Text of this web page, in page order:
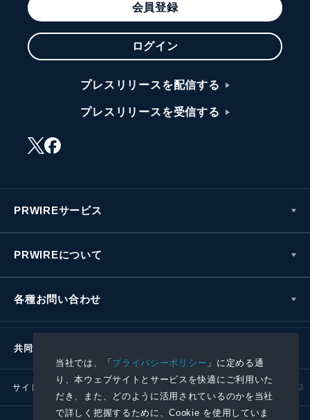
当社では、「プライバシーポリシー 」に定める通
り、本ウェブサイトとサービスを快適にご利用いた
だき、また、どのように活用されているのかを当社
で詳しく把握するために、Cookie を使用していま
会員登録
ログイン
プレスリリースを配信する
プレスリリースを受信する
PRWIREサービス
PRWIREについて
各種お問い合わせ
共同通信社グループ
サイトポリシー